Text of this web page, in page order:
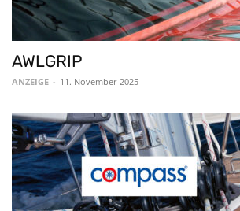
AWLGRIP
ANZEIGE - 11. November 2025